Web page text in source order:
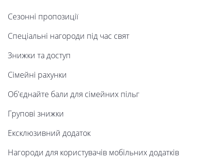
Сезонні пропозиції
Спеціальні нагороди під час свят
Знижки та доступ
Сімейні рахунки
Об'єднайте бали для сімейних пільг
Групові знижки
Ексклюзивний додаток
Нагороди для користувачів мобільних додатків